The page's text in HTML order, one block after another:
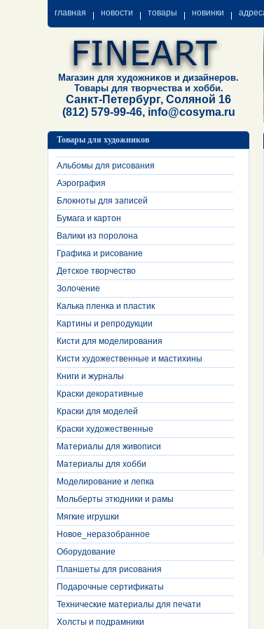
главная новости товары новинки
Магазин для художников и дизайнеров.
Товары для творчества и хобби.
Санкт-Петербург, Соляной 16
(812) 579-99-46, info@cosyma.ru
Товары для художников
Альбомы для рисования
Аэрография
Блокноты для записей
Бумага и картон
Валики из поролона
Графика и рисование
Детское творчество
Золочение
Калька пленка и пластик
Картины и репродукции
Кисти для моделирования
Кисти художественные и мастихины
Книги и журналы
Краски декоративные
Краски для моделей
Краски художественные
Материалы для живописи
Материалы для хобби
Моделирование и лепка
Мольберты этюдники и рамы
Мягкие игрушки
Новое_неразобранное
Оборудование
Планшеты для рисования
Подарочные сертификаты
Технические материалы для печати
Холсты и подрамники